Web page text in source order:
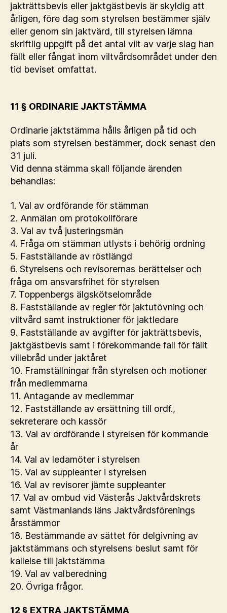
jakträttsbevis eller jaktgästbevis är skyldig att
årligen, före dag som styrelsen bestämmer själv
eller genom sin jaktvärd, till styrelsen lämna
skriftlig uppgift på det antal vilt av varje slag han
fällt eller fångat inom viltvårdsområdet under den
tid beviset omfattat.
11 § ORDINARIE JAKTSTÄMMA
Ordinarie jaktstämma hålls årligen på tid och
plats som styrelsen bestämmer, dock senast den
31 juli.
Vid denna stämma skall följande ärenden
behandlas:
1. Val av ordförande för stämman
2. Anmälan om protokollförare
3. Val av två justeringsmän
4. Fråga om stämman utlysts i behörig ordning
5. Fastställande av röstlängd
6. Styrelsens och revisorernas berättelser och
fråga om ansvarsfrihet för styrelsen
7. Toppenbergs älgskötselområde
8. Fastställande av regler för jaktutövning och
viltvård samt instruktioner för jaktledare
9. Fastställande av avgifter för jakträttsbevis,
jaktgästbevis samt i förekommande fall för fällt
villebråd under jaktåret
10. Framställningar från styrelsen och motioner
från medlemmarna
11. Antagande av medlemmar
12. Fastställande av ersättning till ordf.,
sekreterare och kassör
13. Val av ordförande i styrelsen för kommande
år
14. Val av ledamöter i styrelsen
15. Val av suppleanter i styrelsen
16. Val av revisorer jämte suppleanter
17. Val av ombud vid Västerås Jaktvårdskrets
samt Västmanlands läns Jaktvårdsförenings
årsstämmor
18. Bestämmande av sättet för delgivning av
jaktstämmans och styrelsens beslut samt för
kallelse till jaktstämma
19. Val av valberedning
20. Övriga frågor.
12 § EXTRA JAKTSTÄMMA